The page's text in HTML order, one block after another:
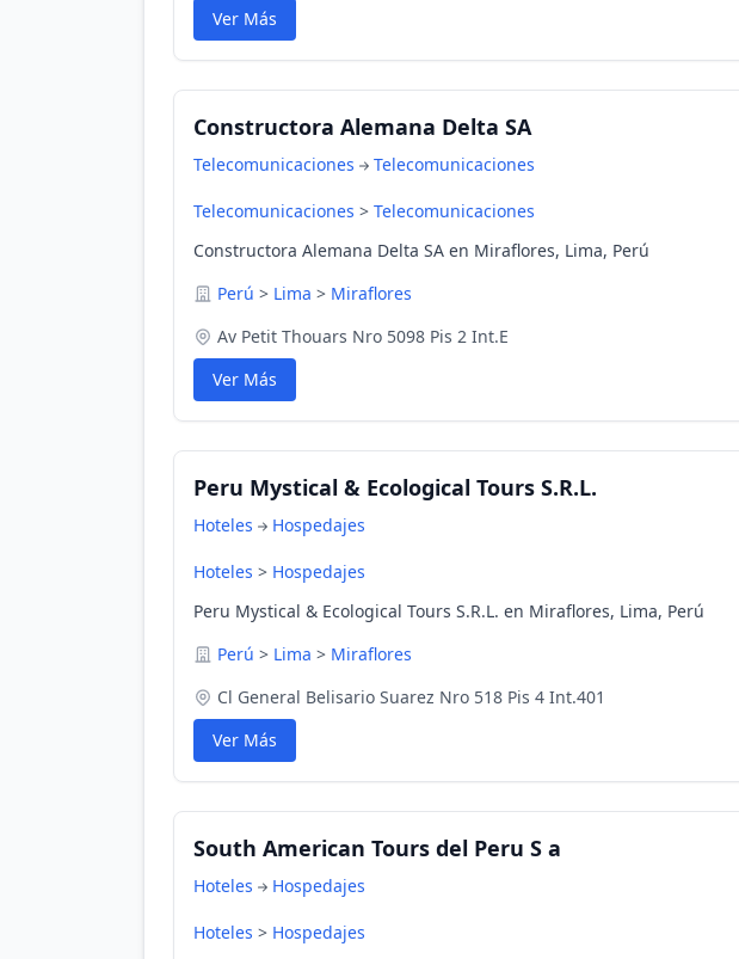
Ver Más
Constructora Alemana Delta SA
Telecomunicaciones Telecomunicaciones
Telecomunicaciones > Telecomunicaciones
Constructora Alemana Delta SA en Miraflores, Lima, Perú
Perú > Lima > Miraflores
Av Petit Thouars Nro 5098 Pis 2 Int.E
Ver Más
Peru Mystical & Ecological Tours S.R.L.
Hoteles Hospedajes
Hoteles > Hospedajes
Peru Mystical & Ecological Tours S.R.L. en Miraflores, Lima, Perú
Perú > Lima > Miraflores
Cl General Belisario Suarez Nro 518 Pis 4 Int.401
Ver Más
South American Tours del Peru S a
Hoteles Hospedajes
Hoteles > Hospedajes